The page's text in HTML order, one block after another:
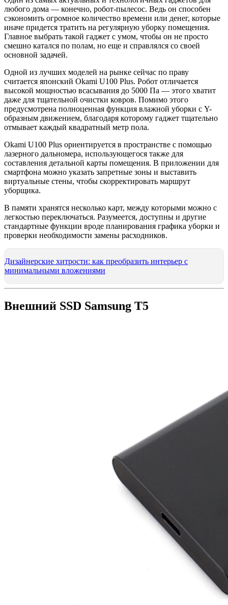
любого дома — конечно, робот-пылесос. Ведь он способен
сэкономить огромное количество времени или денег, которые
иначе придется тратить на регулярную уборку помещения.
Главное выбрать такой гаджет с умом, чтобы он не просто
смешно катался по полам, но еще и справлялся со своей
основной задачей.
Одной из лучших моделей на рынке сейчас по праву
считается японский Okami U100 Plus. Робот отличается
высокой мощностью всасывания до 5000 Па — этого хватит
даже для тщательной очистки ковров. Помимо этого
предусмотрена полноценная функция влажной уборки с Y-
образным движением, благодаря которому гаджет тщательно
отмывает каждый квадратный метр пола.
Okami U100 Plus ориентируется в пространстве с помощью
лазерного дальномера, использующегося также для
составления детальной карты помещения. В приложении для
смартфона можно указать запретные зоны и выставить
виртуальные стены, чтобы скорректировать маршрут
уборщика.
В памяти хранятся несколько карт, между которыми можно с
легкостью переключаться. Разумеется, доступны и другие
стандартные функции вроде планирования графика уборки и
проверки необходимости замены расходников.
Дизайнерские хитрости: как преобразить интерьер с
минимальными вложениями
Внешний SSD Samsung T5